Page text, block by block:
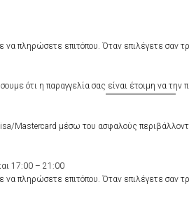
πληρώσετε επιτόπου. Όταν επιλέγετε σαν
ότι η παραγγελία σας είναι έτοιμη να την
Mastercard μέσω του ασφαλούς
17:00 – 21:00
πληρώσετε επιτόπου. Όταν επιλέγετε σαν